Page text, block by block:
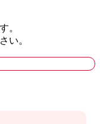
。
い。